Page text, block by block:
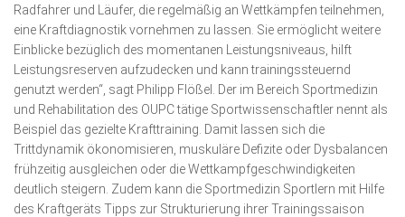
Radfahrer und Läufer, die regelmäßig an Wettkämpfen teilnehmen,
eine Kraftdiagnostik vornehmen zu lassen. Sie ermöglicht weitere
Einblicke bezüglich des momentanen Leistungsniveaus, hilft
Leistungsreserven aufzudecken und kann trainingssteuernd
genutzt werden“, sagt Philipp Flößel. Der im Bereich Sportmedizin
und Rehabilitation des OUPC tätige Sportwissenschaftler nennt als
Beispiel das gezielte Krafttraining. Damit lassen sich die
Trittdynamik ökonomisieren, muskuläre Defizite oder Dysbalancen
frühzeitig ausgleichen oder die Wettkampfgeschwindigkeiten
deutlich steigern. Zudem kann die Sportmedizin Sportlern mit Hilfe
des Kraftgeräts Tipps zur Strukturierung ihrer Trainingssaison